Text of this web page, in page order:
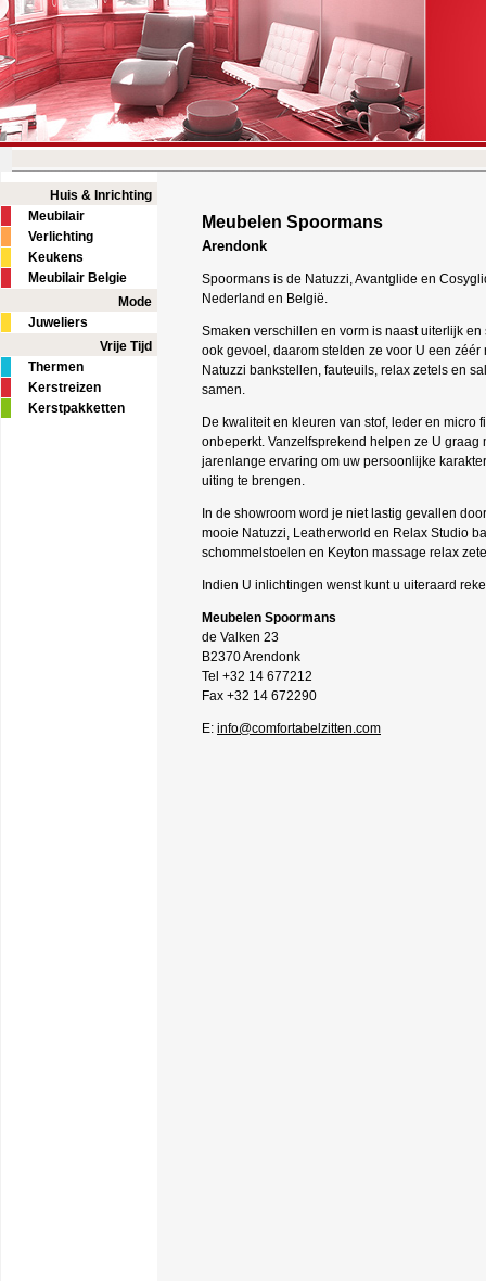
Meubelen Spoormans
Arendonk
Spoormans is de Natuzzi, Avantglide en
Nederland en België.
Smaken verschillen en vorm is naast uiterlijk
ook gevoel, daarom stelden ze voor U een zéér
Natuzzi bankstellen, fauteuils, relax zetels en
samen.
De kwaliteit en kleuren van stof, leder en micro
onbeperkt. Vanzelfsprekend helpen ze U graag
jarenlange ervaring om uw persoonlijke
uiting te brengen.
In de showroom word je niet lastig gevallen
mooie Natuzzi, Leatherworld en Relax Studio
schommelstoelen en Keyton massage relax
Indien U inlichtingen wenst kunt u uiteraard
Meubelen Spoormans
de Valken 23
B2370 Arendonk
Tel +32 14 677212
Fax +32 14 672290
E: info@comfortabelzitten.com
Huis & Inrichting
Meubilair
Verlichting
Keukens
Meubilair Belgie
Mode
Juweliers
Vrije Tijd
Thermen
Kerstreizen
Kerstpakketten